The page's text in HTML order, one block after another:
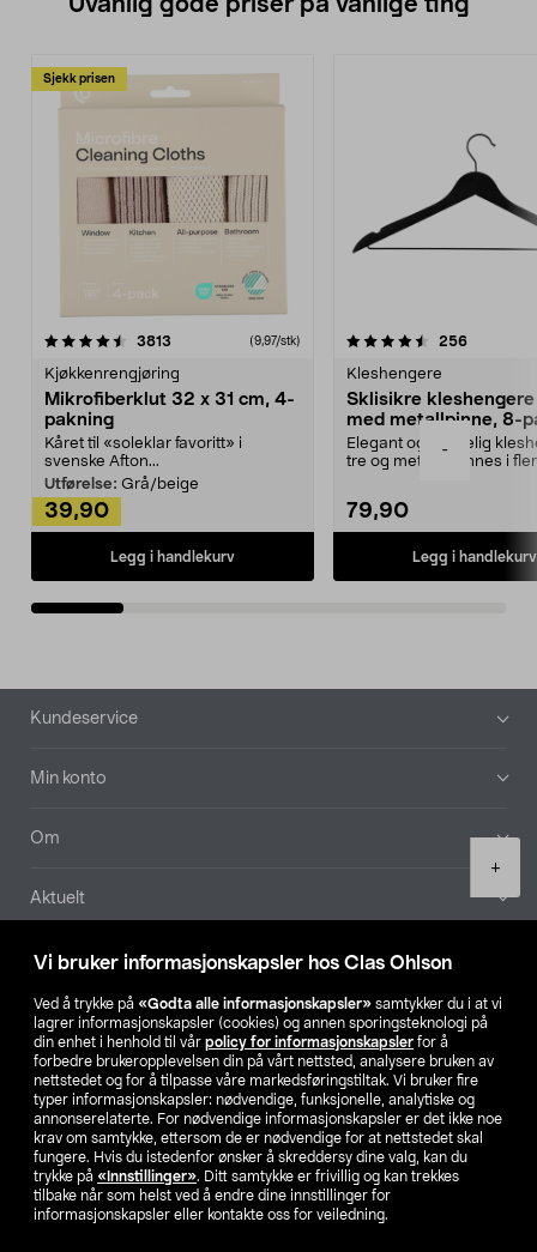
Vi bruker informasjonskapsler hos Clas Ohlson
Ved å trykke på «Godta alle informasjonskapsler» samtykker du i at vi
lagrer informasjonskapsler (cookies) og annen sporingsteknologi på
din enhet i henhold til vår policy for informasjonskapsler for å
forbedre brukeropplevelsen din på vårt nettsted, analysere bruken av
nettstedet og for å tilpasse våre markedsføringstiltak. Vi bruker fire
typer informasjonskapsler: nødvendige, funksjonelle, analytiske og
annonserelaterte. For nødvendige informasjonskapsler er det ikke noe
krav om samtykke, ettersom de er nødvendige for at nettstedet skal
fungere. Hvis du istedenfor ønsker å skreddersy dine valg, kan du
trykke på «Innstillinger». Ditt samtykke er frivillig og kan trekkes
tilbake når som helst ved å endre dine innstillinger for
informasjonskapsler eller kontakte oss for veiledning.
-
+
Uvanlig gode priser på vanlige ting
Sjekk prisen
3813 anmeldelser(9,97/stk)
Kjøkkenrengjøring
Mikrofiberklut 32 x 31 cm, 4-
pakning
Kåret til «soleklar favoritt» i
svenske Afton...
Utførelse: Grå/beige
39,90
Legg i handlekurv
4.5av 5 stjerner 256
Kleshengere
Sklisikre
med metallpinne, 8-
Elegant og skikkelig
tre og metall – finnes i
79,90
Legg i handlekurv
4.5av 5 stjerner
Bunntekst
Kundeservice
Min konto
Om
Aktuelt
Våre selskaper
Finn din butikk
SE NO FI